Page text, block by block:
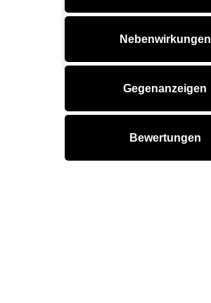
Nebenwirkungen
Gegenanzeigen
Bewertungen